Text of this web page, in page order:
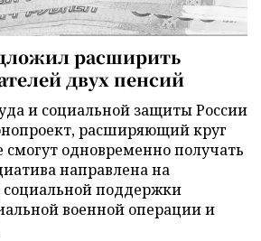
расширить
двух пенсий
и социальной защиты России
расширяющий круг
одновременно получать
направлена на
поддержки
военной операции и